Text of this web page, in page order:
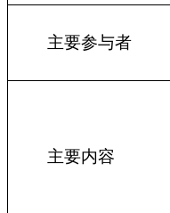
主要参与者
主要内容